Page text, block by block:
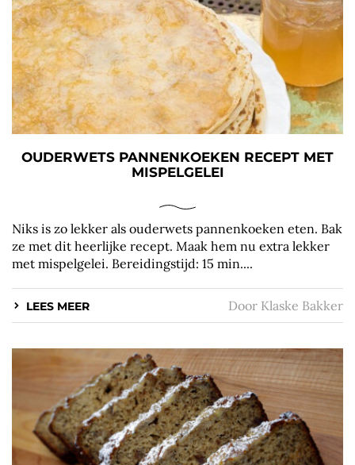
OUDERWETS PANNENKOEKEN RECEPT MET
MISPELGELEI
Niks is zo lekker als ouderwets pannenkoeken eten. Bak
ze met dit heerlijke recept. Maak hem nu extra lekker
met mispelgelei. Bereidingstijd: 15 min....
LEES MEER Door Klaske Bakker